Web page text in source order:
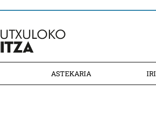
ASTEKARIA